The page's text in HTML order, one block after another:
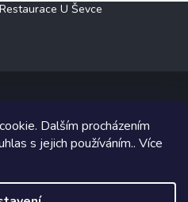
Dalším procházením
s jejich používáním.. Více
Restaurace U Ševce
s.r.o.. Všechna práva vyhrazena.
implementoval
.